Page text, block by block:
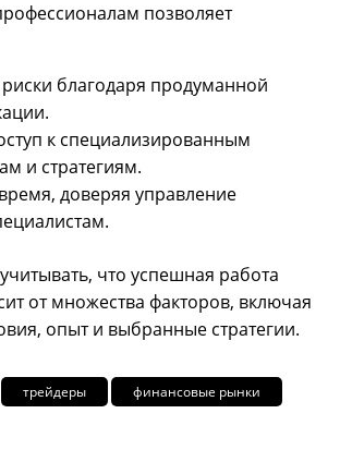
позволяет
благодаря продуманной
к специализированным
и стратегиям.
доверяя управление
что успешная работа
от множества факторов, включая
опыт и выбранные стратегии.
трейдеры финансовые рынки